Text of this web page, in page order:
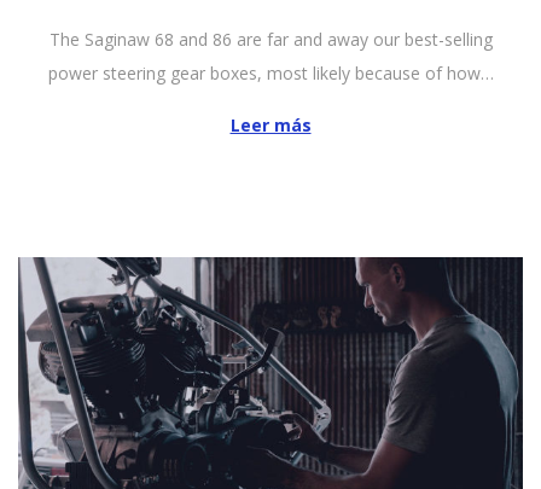
l
i
l
The Saginaw 68 and 86 are far and away our best-selling
power steering gear boxes, most likely because of how…
Leer más